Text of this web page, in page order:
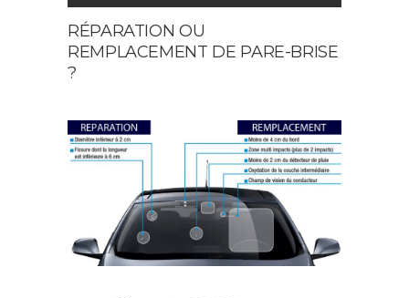
This
field
should
left
blank
RÉPARATION OU
REMPLACEMENT DE PARE-BRISE
?